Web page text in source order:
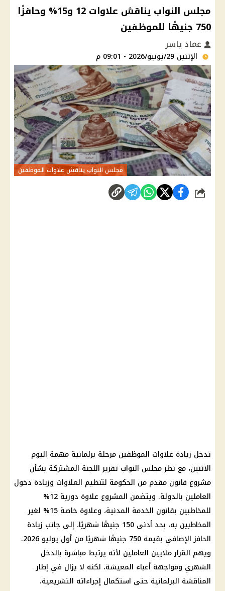
مجلس النواب يناقش علاوات 12 و15% وحافزًا
750 جنيهًا للموظفين
عماد ياسر
الإثنين 29/يونيو/2026 - 09:01 م
مجلس النواب يناقش علاوات الموظفين
شارك
تدخل زيادة علاوات الموظفين مرحلة برلمانية مهمة اليوم
الاثنين، مع نظر مجلس النواب تقرير اللجنة المشتركة بشأن
مشروع قانون مقدم من الحكومة لتنظيم العلاوات وزيادة دخول
العاملين بالدولة. ويتضمن المشروع علاوة دورية 12%
للمخاطبين بقانون الخدمة المدنية، وعلاوة خاصة 15% لغير
المخاطبين به، بحد أدنى 150 جنيهًا شهريًا، إلى جانب زيادة
الحافز الإضافي بقيمة 750 جنيهًا شهريًا من أول يوليو 2026.
ويهم القرار ملايين العاملين لأنه يرتبط مباشرة بالدخل
الشهري ومواجهة أعباء المعيشة، لكنه لا يزال في إطار
المناقشة البرلمانية حتى استكمال إجراءاته التشريعية.